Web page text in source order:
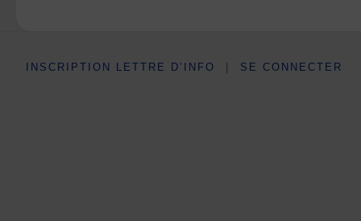
INSCRIPTION LETTRE D’INFO SE CONNECTER